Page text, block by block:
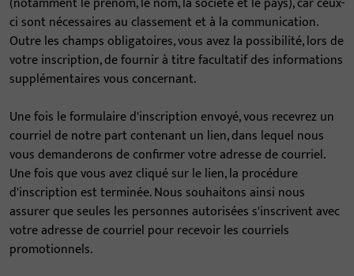
ci sont nécessaires au classement et à la communication.
Outre les champs obligatoires, vous avez la possibilité, lors de
votre inscription, de fournir à titre facultatif des informations
supplémentaires vous concernant.
Une fois le formulaire d'inscription envoyé, vous recevrez un
courriel de notre part contenant un lien, dans lequel nous
vous demanderons de confirmer votre adresse de courriel.
Une fois que vous avez cliqué sur le lien, la procédure
d'inscription est terminée. Nous souhaitons ainsi nous
assurer que seules les personnes autorisées s'inscrivent avec
votre adresse de courriel pour recevoir les courriels
promotionnels.